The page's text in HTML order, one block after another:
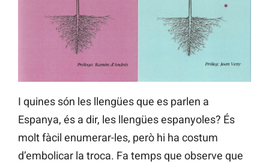
I quines són les llengües que es parlen a
Espanya, és a dir, les llengües espanyoles? És
molt fàcil enumerar-les, però hi ha costum
d’embolicar la troca. Fa temps que observe que